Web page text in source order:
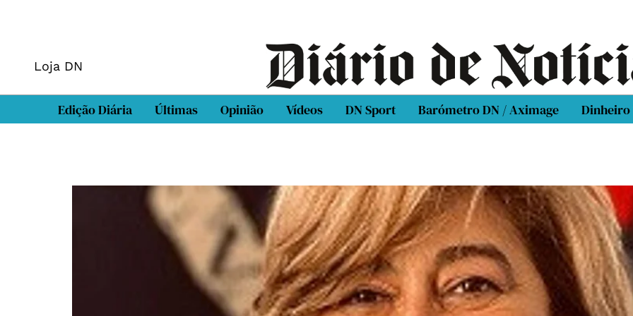
Loja DN
Edição Diária Últimas Opinião Vídeos DN Sport Barómetro DN / Aximage Dinheiro